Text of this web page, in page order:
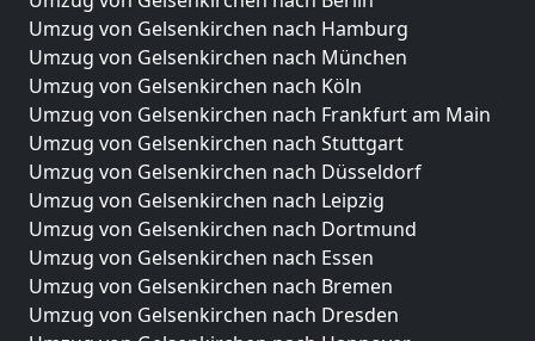
Umzug von Gelsenkirchen nach Hamburg
Umzug von Gelsenkirchen nach München
Umzug von Gelsenkirchen nach Köln
Umzug von Gelsenkirchen nach Frankfurt am Main
Umzug von Gelsenkirchen nach Stuttgart
Umzug von Gelsenkirchen nach Düsseldorf
Umzug von Gelsenkirchen nach Leipzig
Umzug von Gelsenkirchen nach Dortmund
Umzug von Gelsenkirchen nach Essen
Umzug von Gelsenkirchen nach Bremen
Umzug von Gelsenkirchen nach Dresden